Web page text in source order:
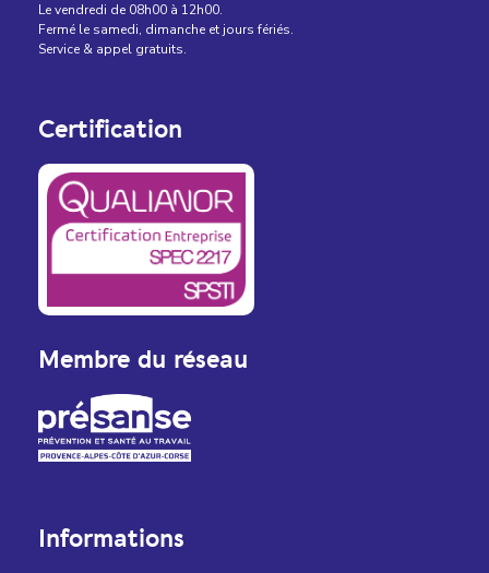
Le vendredi de 08h00 à 12h00.
Fermé le samedi, dimanche et jours fériés.
Service & appel gratuits.
Certification
Membre du réseau
Informations